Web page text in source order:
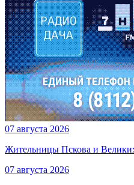
07 августа 2026
Жительницы Пскова и
07 августа 2026